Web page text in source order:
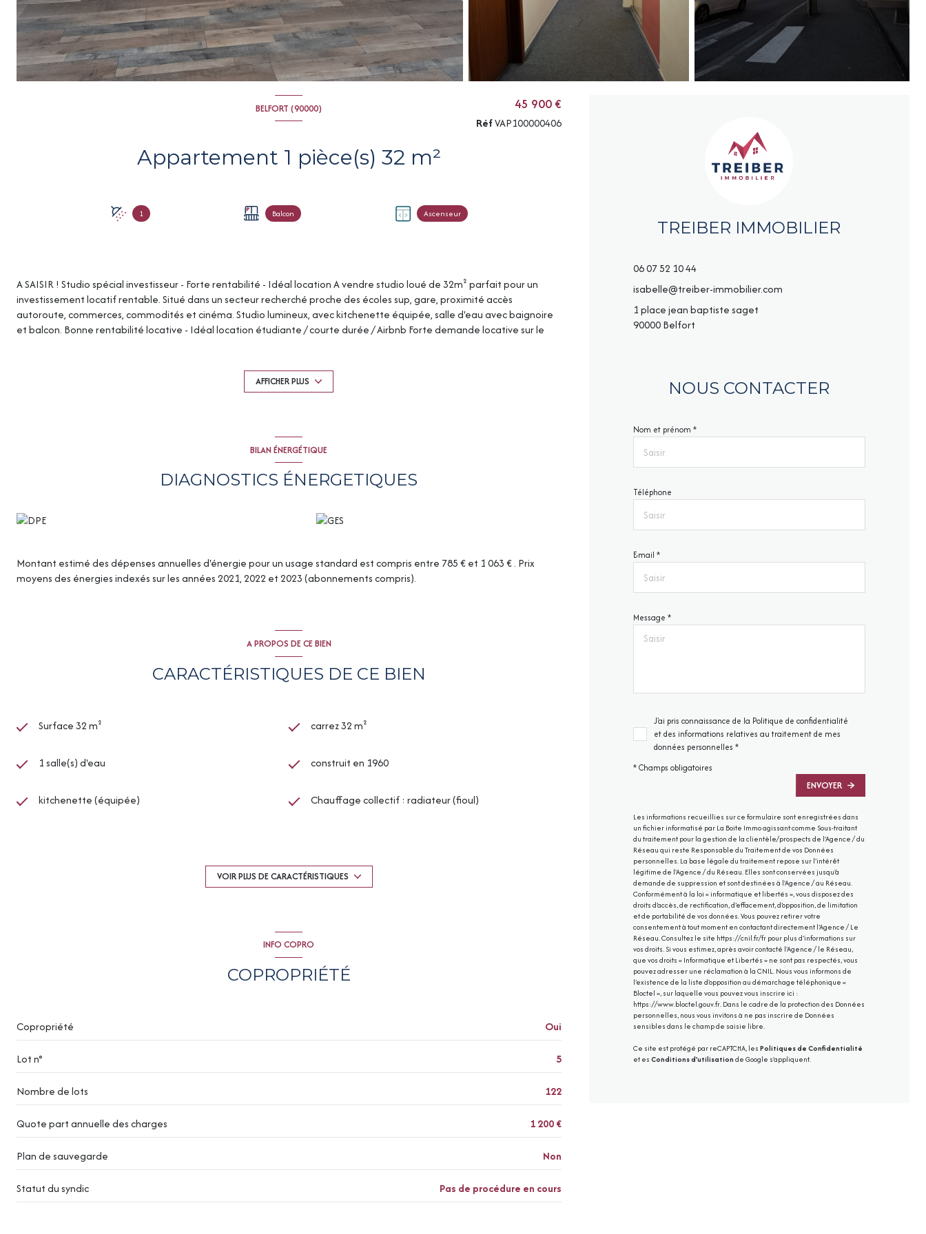
BELFORT (90000)
Appartement 1 pièce(s) 32 m²
1 Balcon Ascenseur
45 900 €
RéfVAP100000406
A SAISIR ! Studio spécial investisseur - Forte rentabilité - Idéal location A vendre studio loué de 32m² parfait pour un
investissement locatif rentable. Situé dans un secteur recherché proche des écoles sup, gare, proximité accès
autoroute, commerces, commodités et cinéma. Studio lumineux, avec kitchenette équipée, salle d'eau avec baignoire
et balcon. Bonne rentabilité locative - Idéal location étudiante / courte durée / Airbnb Forte demande locative sur le
CADOR pour plus d'informations ou organiser une visite ! 06 14 74 65 27 Agence TREIBER Immobilier Cette présente
annonce a été rédigée sous la responsabilité éditoriale d'Isabelle Treiber agissant sous le statut d'agent immobilier
CCI BELFORT Garantie S.O.C.A.F 26 avenue de Suffren 75015 PARIS
AFFICHER PLUS
BILAN ÉNERGÉTIQUE
DIAGNOSTICS ÉNERGETIQUES
Montant estimé des dépenses annuelles d'énergie pour un usage standard est compris entre 785 € et 1 063 € . Prix
moyens des énergies indexés sur les années 2021, 2022 et 2023 (abonnements compris).
A PROPOS DE CE BIEN
CARACTÉRISTIQUES DE CE BIEN
Surface 32 m² carrez 32 m²
1 salle(s) d'eau construit en 1960
kitchenette (équipée) Chauffage collectif : radiateur (fioul)
vue sur rue et gare
VOIR PLUS DE CARACTÉRISTIQUES
INFO COPRO
COPROPRIÉTÉ
Copropriété Oui
Lot n° 5
Nombre de lots 122
Quote part annuelle des charges 1 200 €
Plan de sauvegarde Non
Statut du syndic Pas de procédure en cours
TREIBER IMMOBILIER
06 07 52 10 44
isabelle@treiber-immobilier.com
1 place jean baptiste saget
90000 Belfort
NOUS CONTACTER
Nom et prénom *
Téléphone
E-mail *
Message *
J'ai pris connaissance de la Politique de confidentialité
et des informations relatives au traitement de mes
données personnelles *
* Champs obligatoires
ENVOYER
Les informations recueillies sur ce formulaire sont enregistrées dans
un fichier informatisé par La Boite Immo agissant comme Sous-traitant
du traitement pour la gestion de la clientèle/prospects de l'Agence / du
Réseau qui reste Responsable du Traitement de vos Données
personnelles. La base légale du traitement repose sur l'intérêt
légitime de l'Agence / du Réseau. Elles sont conservées jusqu'à
demande de suppression et sont destinées à l'Agence / au Réseau.
Conformément à la loi « informatique et libertés », vous disposez des
droits d’accès, de rectification, d’effacement, d’opposition, de limitation
et de portabilité de vos données. Vous pouvez retirer votre
consentement à tout moment en contactant directement l’Agence / Le
Réseau. Consultez le site https://cnil.fr/frpour plus d’informations sur
vos droits. Si vous estimez, après avoir contacté l'Agence / le Réseau,
que vos droits « Informatique et Libertés » ne sont pas respectés, vous
pouvez adresser une réclamation à la CNIL. Nous vous informons de
l’existence de la liste d'opposition au démarchage téléphonique «
Bloctel », sur laquelle vous pouvez vous inscrire ici :
https://www.bloctel.gouv.fr. Dans le cadre de la protection des Données
personnelles, nous vous invitons à ne pas inscrire de Données
sensibles dans le champ de saisie libre.
Ce site est protégé par reCAPTCHA, les Politiques de Confidentialité
et es Conditions d'utilisation de Google s'appliquent.